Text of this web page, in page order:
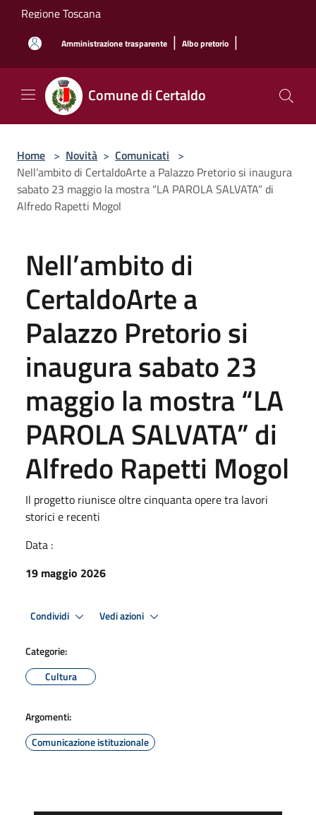
Salta al contenuto principale
Regione Toscana
Amministrazione trasparente | Albo pretorio |
Comune di Certaldo
Home > Novità > Comunicati >
Nell’ambito di CertaldoArte a Palazzo Pretorio si inaugura
sabato 23 maggio la mostra “LA PAROLA SALVATA” di
Alfredo Rapetti Mogol
Nell’ambito di
CertaldoArte a
Palazzo Pretorio si
inaugura sabato 23
maggio la mostra “LA
PAROLA SALVATA” di
Alfredo Rapetti Mogol
Il progetto riunisce oltre cinquanta opere tra lavori
storici e recenti
Data :
19 maggio 2026
Condividi Vedi azioni
Categorie:
Cultura
Argomenti:
Comunicazione istituzionale